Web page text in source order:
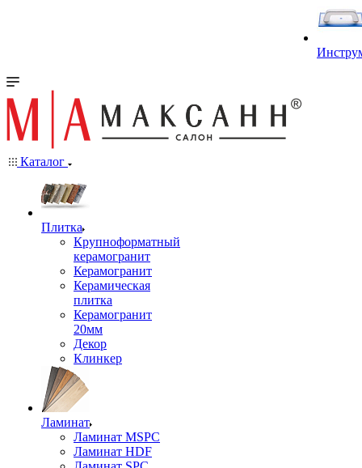
Каталог
Плитка
Крупноформатный
керамогранит
Керамогранит
Керамическая
плитка
Керамогранит
20мм
Декор
Клинкер
Ламинат
Ламинат MSPC
Ламинат HDF